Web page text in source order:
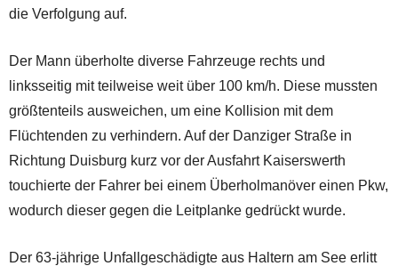
die Verfolgung auf.
Der Mann überholte diverse Fahrzeuge rechts und
linksseitig mit teilweise weit über 100 km/h. Diese mussten
größtenteils ausweichen, um eine Kollision mit dem
Flüchtenden zu verhindern. Auf der Danziger Straße in
Richtung Duisburg kurz vor der Ausfahrt Kaiserswerth
touchierte der Fahrer bei einem Überholmanöver einen Pkw,
wodurch dieser gegen die Leitplanke gedrückt wurde.
Der 63-jährige Unfallgeschädigte aus Haltern am See erlitt